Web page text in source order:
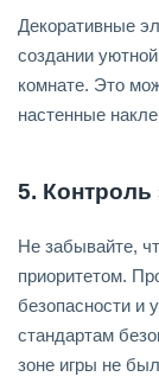
Декоративные
создании
комнате. Это
настенные
5. Контроль
Не забывайте,
приоритетом.
безопасности и
стандартам
зоне игры не